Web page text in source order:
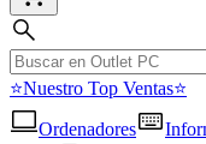
⭐Nuestro Top Ventas⭐
Ordenadores